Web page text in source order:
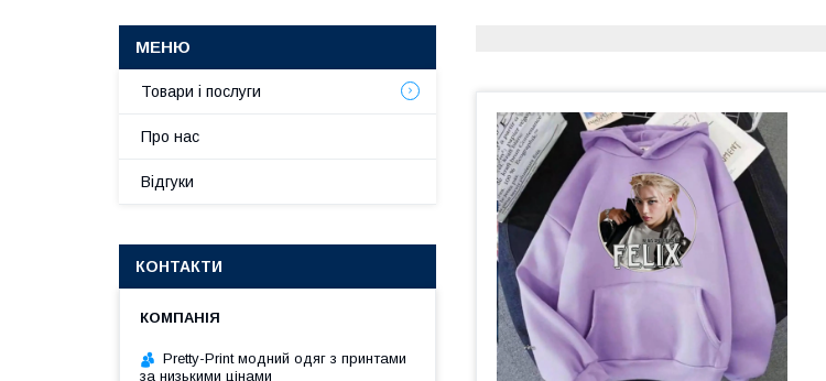
Товари і послуги
Про нас
Відгуки
КОНТАКТИ
Pretty-Print модний одяг з принтами
за низькими цінами